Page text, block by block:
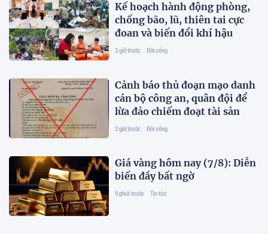
Kế hoạch hành động phòng,
chống bão, lũ, thiên tai cực
đoan và biến đổi khí hậu
3 giờ trước Đời sống
Cảnh báo thủ đoạn mạo danh
cán bộ công an, quân đội để
lừa đảo chiếm đoạt tài sản
3 giờ trước Đời sống
Giá vàng hôm nay (7/8): Diễn
biến đầy bất ngờ
9 phút trước Tin tức